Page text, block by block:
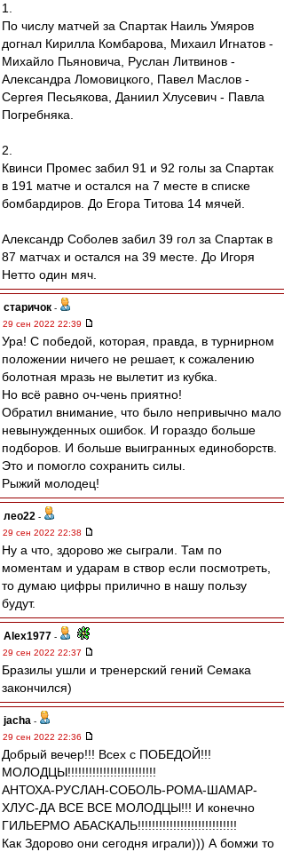
1.
По числу матчей за Спартак Наиль Умяров
догнал Кирилла Комбарова, Михаил Игнатов -
Михайло Пьяновича, Руслан Литвинов -
Александра Ломовицкого, Павел Маслов -
Сергея Песьякова, Даниил Хлусевич - Павла
Погребняка.
2.
Квинси Промес забил 91 и 92 голы за Спартак
в 191 матче и остался на 7 месте в списке
бомбардиров. До Егора Титова 14 мячей.
Александр Соболев забил 39 гол за Спартак в
87 матчах и остался на 39 месте. До Игоря
Нетто один мяч.
старичок -
29 сен 2022 22:39
Ура! С победой, которая, правда, в турнирном
положении ничего не решает, к сожалению
болотная мразь не вылетит из кубка.
Но всё равно оч-чень приятно!
Обратил внимание, что было непривычно мало
невынужденных ошибок. И гораздо больше
подборов. И больше выигранных единоборств.
Это и помогло сохранить силы.
Рыжий молодец!
лео22 -
29 сен 2022 22:38
Ну а что, здорово же сыграли. Там по
моментам и ударам в створ если посмотреть,
то думаю цифры прилично в нашу пользу
будут.
Alex1977 -
29 сен 2022 22:37
Бразилы ушли и тренерский гений Семака
закончился)
jacha -
29 сен 2022 22:36
Добрый вечер!!! Всех с ПОБЕДОЙ!!!
МОЛОДЦЫ!!!!!!!!!!!!!!!!!!!!!!!!!
АНТОХА-РУСЛАН-СОБОЛЬ-РОМА-ШАМАР-
ХЛУС-ДА ВСЕ ВСЕ МОЛОДЦЫ!!! И конечно
ГИЛЬЕРМО АБАСКАЛЬ!!!!!!!!!!!!!!!!!!!!!!!!!!!!
Как Здорово они сегодня играли))) А бомжи то